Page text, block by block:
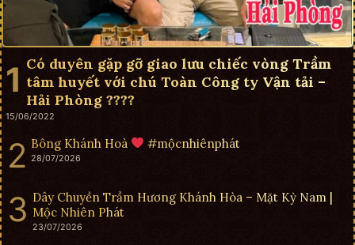
Có duyên gặp gỡ giao lưu chiếc vòng Trầm
tâm huyết với chú Toàn Công ty Vận tải –
Hải Phòng ????
15/06/2022
Bông Khánh Hoà #mộcnhiênphát
28/07/2026
Dây Chuyền Trầm Hương Khánh Hòa – Mặt Kỳ Nam |
Mộc Nhiên Phát
23/07/2026